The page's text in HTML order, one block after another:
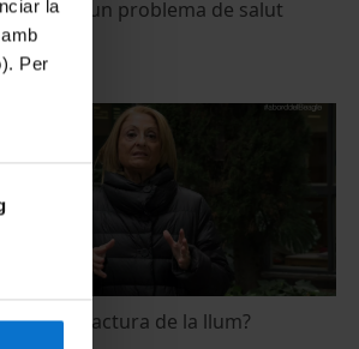
la
Per
és un problema de salut
2023
més la factura de la llum?